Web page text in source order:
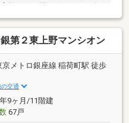
～～～～～～～～～～～～
ダブルオートロック・宅配
細則あり）
第２東上野マンシオン
京メトロ銀座線 稲荷町駅 徒歩
の交通
9ヶ月/11階建
67戸